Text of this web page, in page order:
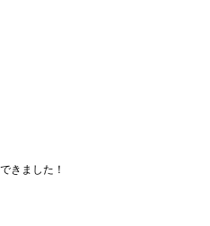
きました！